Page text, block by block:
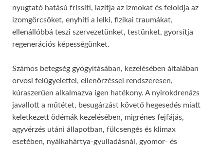
nyugtató hatású frissíti, lazítja az izmokat és feloldja az
izomgörcsöket, enyhíti a lelki, fizikai traumákat,
ellenállóbbá teszi szervezetünket, testünket, gyorsítja
regenerációs képességünket.
Számos betegség gyógyításában, kezelésében általában
orvosi felügyelettel, ellenőrzéssel rendszeresen,
kúraszerűen alkalmazva igen hatékony. A nyirokdrenázs
javallott a műtétet, besugárzást követő hegesedés miatt
keletkezett ödémák kezelésében, migrénes fejfájás,
agyvérzés utáni állapotban, fülcsengés és klimax
esetében, nyálkahártya-gyulladásnál, gyomor- és